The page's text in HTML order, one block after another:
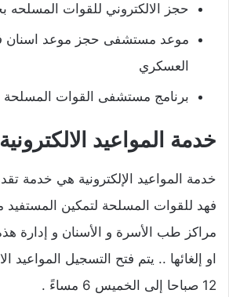
حجز الالكتروني للقوات المسلحه
موعد مستشفى حجز موعد اسنان
العسكري
برنامج مستشفى القوات المسلحة
­خدمة المواعيد الالكترونية 2026
خدمة المواعيد الإلكترونية هي خدمة
فهد للقوات المسلحة لتمكين
مراكز طب الأسرة و الأسنان و إدارة هذه
او إلغائها .. يتم فتح التسجيل المواعيد
12 صباحا إلى الخميس 6 مساءً .